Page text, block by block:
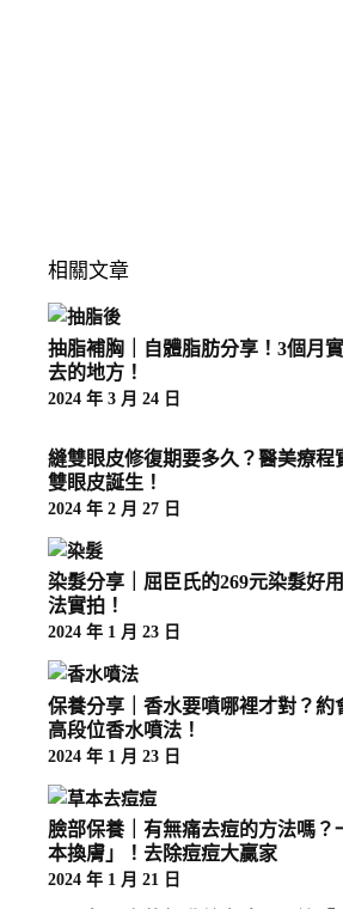
相關文章
抽脂補胸｜自體脂肪分享！3個月
去的地方！
2024 年 3 月 24 日
縫雙眼皮修復期要多久？醫美療程
雙眼皮誕生！
2024 年 2 月 27 日
染髮分享｜屈臣氏的269元染髮好
法實拍！
2024 年 1 月 23 日
保養分享｜香水要噴哪裡才對？約
高段位香水噴法！
2024 年 1 月 23 日
臉部保養｜有無痛去痘的方法嗎？
本換膚」！去除痘痘大贏家
2024 年 1 月 21 日